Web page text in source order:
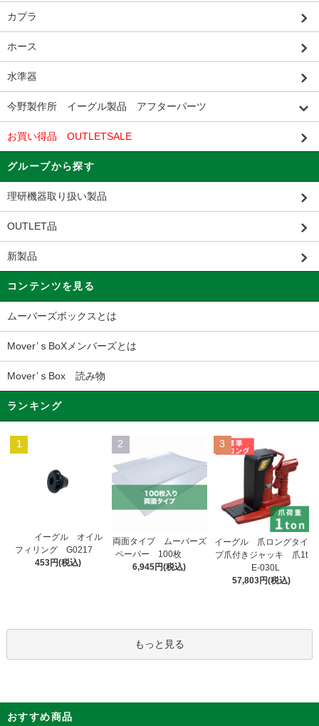
カプラ
ホース
水準器
今野製作所 イーグル製品 アフターパーツ
お買い得品 OUTLETSALE
グループから探す
理研機器取り扱い製品
OUTLET品
新製品
コンテンツを見る
ムーバーズボックスとは
Mover’ｓBoXメンバーズとは
Mover’ｓBox 読み物
ランキング
1
イーグル オイル
フィリング G0217
453円(税込)
2
両面タイプ ムーバーズ
ペーパー 100枚
6,945円(税込)
3
イーグル 爪ロングタイ
プ爪付きジャッキ 爪1t
E-030L
57,803円(税込)
もっと見る
おすすめ商品